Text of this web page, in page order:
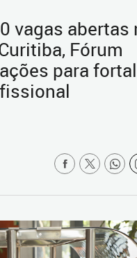
vagas abertas
Fórum
para